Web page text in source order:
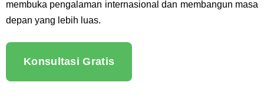
membuka pengalaman internasional dan membangun masa
depan yang lebih luas.
Konsultasi Gratis